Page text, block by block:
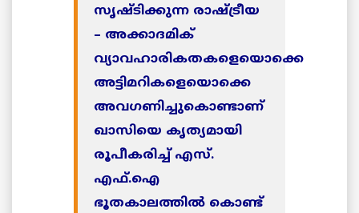
സൃഷ്ടിക്കുന്ന രാഷ്ട്രീയ
– അക്കാദമിക്
വ്യാവഹാരികതകളെയൊക്കെ
അട്ടിമറികളെയൊക്കെ
അവഗണിച്ചുകൊണ്ടാണ്
ഖാസിയെ കൃത്യമായി
രൂപീകരിച്ച് എസ്.
എഫ്.ഐ
ഭൂതകാലത്തില്‍ കൊണ്ട്